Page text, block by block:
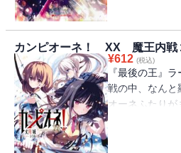
ーシャ夫人。そ
東京に集う時
王!! 最高に悪
カンピオーネ！ XX 魔王内戦
¥612 (税込)
『最後の王』
戦の中、なんと
オーネふたり
やむなく手を